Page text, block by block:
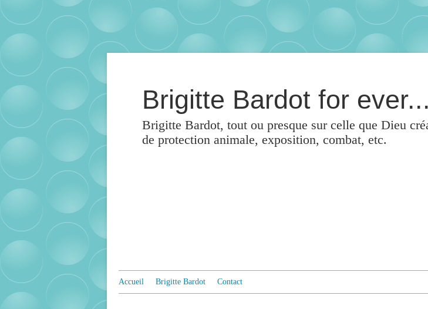
Brigitte Bardot for ever...
Brigitte Bardot, tout ou presque sur celle que Dieu
de protection animale, exposition, combat, etc.
Accueil Brigitte Bardot Contact